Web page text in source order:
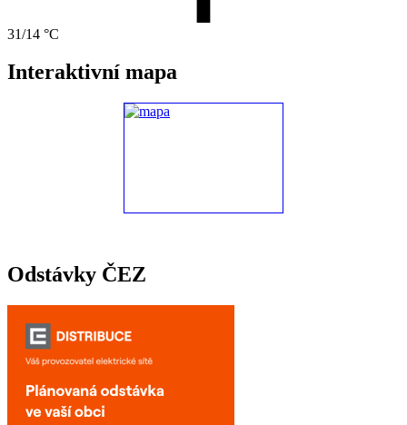
31/14 °C
Interaktivní mapa
Odstávky ČEZ